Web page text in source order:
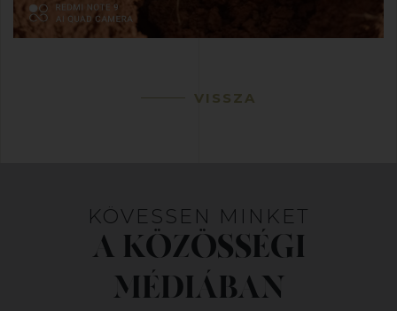
VISSZA
KÖVESSEN MINKET
A KÖZÖSSÉGI
MÉDIÁBAN